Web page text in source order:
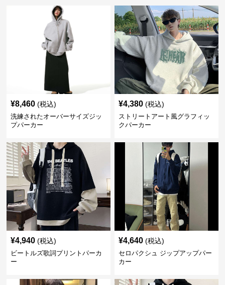
¥8,460 (税込)
洗練されたオーバーサイズジッ
プパーカー
¥4,380 (税込)
ストリートアート風グラフィッ
クパーカー
¥4,940 (税込)
ビートルズ歌詞プリントパーカ
ー
¥4,640 (税込)
セロパクシュ ジップアップパー
カー